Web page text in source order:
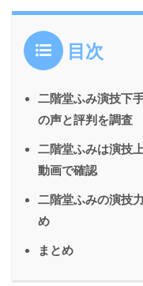
目次
二階堂ふみ演技下
の声と評判を調査
二階堂ふみは演技
動画で確認
二階堂ふみの演技
め
まとめ